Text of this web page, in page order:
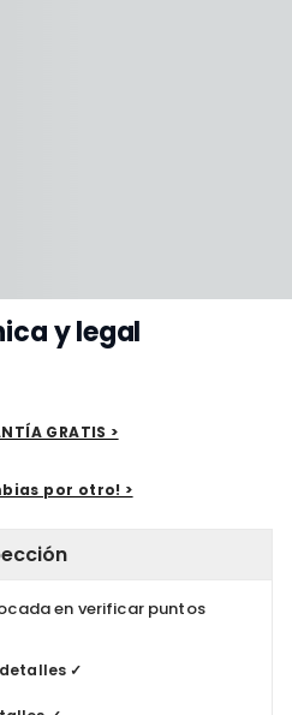
y legal
GRATIS >
por otro! >
en verificar puntos
detalles ✓